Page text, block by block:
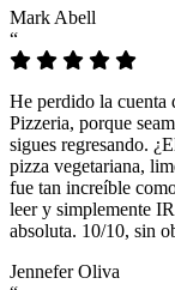
Mark Abell
“
He perdido la cuenta
Pizzeria, porque
sigues regresando.
pizza vegetariana,
fue tan increíble
leer y simplemente
absoluta. 10/10, sin
Jennefer Oliva